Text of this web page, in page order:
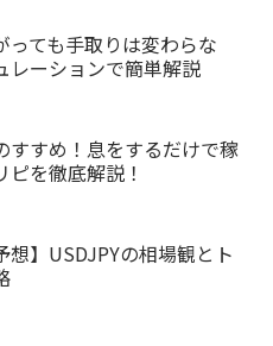
っても手取りは変わらな
レーションで簡単解説
すすめ！息をするだけで稼
ピを徹底解説！
想】USDJPYの相場観とト